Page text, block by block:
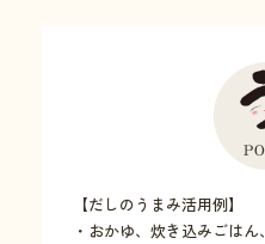
【だしのうまみ活用例】
・おかゆ、炊き込みごはん